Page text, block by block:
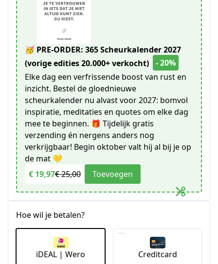
🥳 PRE-ORDER: 365 Scheurkalender 2027
(vorige edities 20.000+ verkocht)
- 20%
Elke dag een verfrissende boost van rust en
inzicht. Bestel de gloednieuwe
scheurkalender nu alvast voor 2027: bomvol
inspiratie, meditaties en quotes om elke dag
mee te beginnen. 🎁 Tijdelijk gratis
verzending én nergens anders nog
verkrijgbaar! Begin oktober valt hij al bij je op
de mat 💛
€ 19,97€ 25,00 Toevoegen
Hoe wil je betalen?
iDEAL | Wero Creditcard